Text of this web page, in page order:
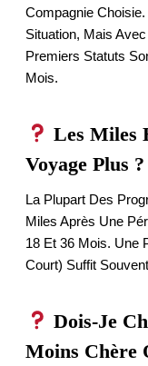
Compagnie
Situation, Mais
Premiers Statuts
Mois.
Les Miles
Voyage Plus ?
La Plupart Des
Miles Après Une
18 Et 36 Mois. Une
Court) Suffit
Dois-Je
Moins Chère